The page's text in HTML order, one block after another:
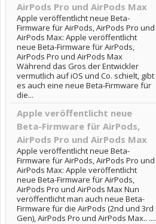
AirPods Pro und AirPods Max
Apple veröffentlicht neue Beta-
Firmware für AirPods, AirPods Pro und
AirPods Max: Apple veröffentlicht
neue Beta-Firmware für AirPods,
AirPods Pro und AirPods Max
Während das Gros der Entwickler
vermutlich auf iOS und Co. schielt, gibt
es auch eine neue Beta-Firmware für
die...
Apple veröffentlicht neue
Beta-Firmware für AirPods,
AirPods Pro und AirPods Max
Apple veröffentlicht neue Beta-
Firmware für AirPods, AirPods Pro und
AirPods Max: Apple veröffentlicht
neue Beta-Firmware für AirPods,
AirPods Pro und AirPods Max Nun
veröffentlicht man auch neue Beta-
Firmware für die AirPods (2nd und 3rd
Gen), AirPods Pro und AirPods Max.. ....